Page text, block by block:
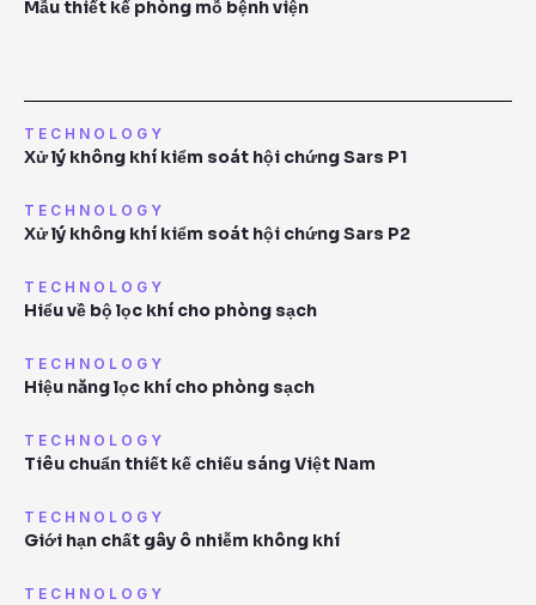
Mẫu thiết kế phòng mỗ bệnh viện
TECHNOLOGY
Xử lý không khí kiểm soát hội chứng Sars P1
TECHNOLOGY
Xử lý không khí kiểm soát hội chứng Sars P2
TECHNOLOGY
Hiểu về bộ lọc khí cho phòng sạch
TECHNOLOGY
Hiệu năng lọc khí cho phòng sạch
TECHNOLOGY
Tiêu chuẩn thiết kế chiếu sáng Việt Nam
TECHNOLOGY
Giới hạn chất gây ô nhiễm không khí
TECHNOLOGY